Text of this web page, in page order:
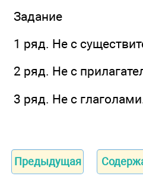
Задание
1 ряд. Не с
2 ряд. Не с
3 ряд. Не с
Предыдущая